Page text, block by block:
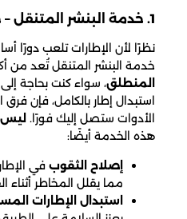
1. خدمة البنشر المتنقل – حلول سريعة وفعالة
نظرًا لأن الإطارات تلعب دورًا
خدمة البنشر المتنقل تُعد من
المنطلق، سواء كنت بحاجة
استبدال إطار بالكامل، فإن
الأدوات ستصل إليك فورًا.
هذه الخدمة أيضًا:
إصلاح الثقوب في
مما يقلل المخاطر أثناء
استبدال الإطارات